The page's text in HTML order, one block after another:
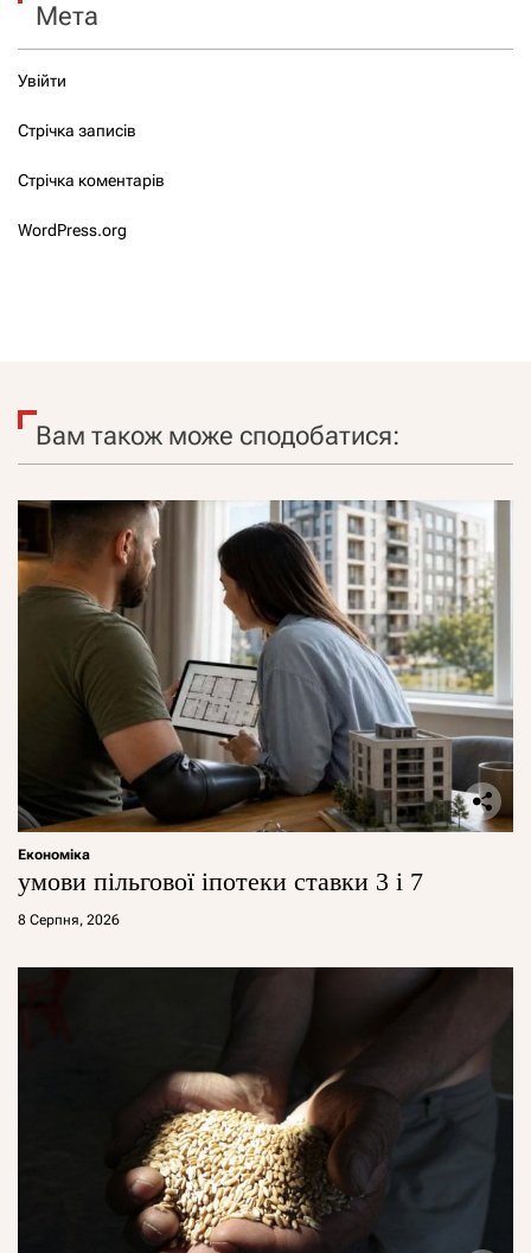
Мета
Увійти
Стрічка записів
Стрічка коментарів
WordPress.org
Вам також може сподобатися:
Економіка
умови пільгової іпотеки ставки 3 і 7
8 Серпня, 2026